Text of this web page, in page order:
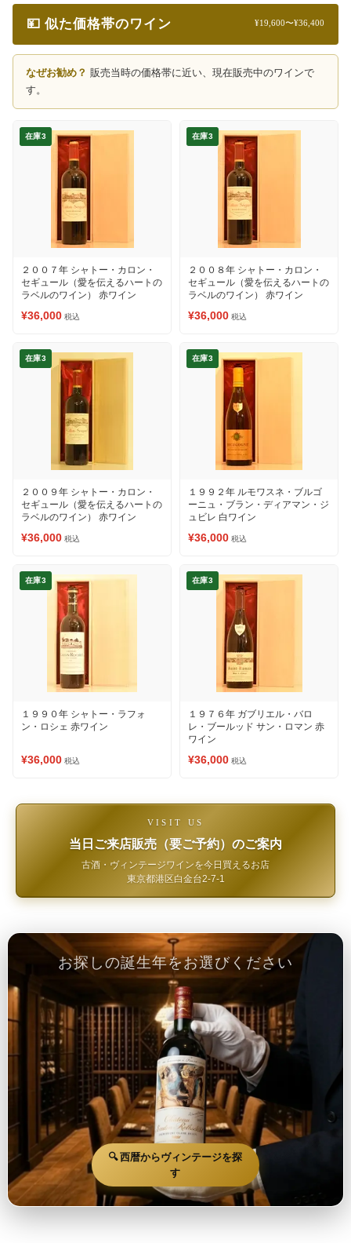
💴 似た価格帯のワイン ¥19,600〜¥36,400
なぜお勧め？ 販売当時の価格帯に近い、現在販売中のワインで
す。
在庫3
２００７年 シャトー・カロン・
セギュール（愛を伝えるハートの
ラベルのワイン） 赤ワイン
¥36,000 税込
在庫3
２００８年 シャトー・カロン・
セギュール（愛を伝えるハートの
ラベルのワイン） 赤ワイン
¥36,000 税込
在庫3
２００９年 シャトー・カロン・
セギュール（愛を伝えるハートの
ラベルのワイン） 赤ワイン
¥36,000 税込
在庫3
１９９２年 ルモワスネ・ブルゴ
ーニュ・ブラン・ディアマン・ジ
ュビレ 白ワイン
¥36,000 税込
在庫3
１９９０年 シャトー・ラフォ
ン・ロシェ 赤ワイン
¥36,000 税込
在庫3
１９７６年 ガブリエル・バロ
レ・ブールッド サン・ロマン 赤
ワイン
¥36,000 税込
VISIT US
当日ご来店販売（要ご予約）のご案内
古酒・ヴィンテージワインを今日買えるお店
東京都港区白金台2-7-1
お探しの誕生年をお選びください
🔍 西暦からヴィンテージを探
す